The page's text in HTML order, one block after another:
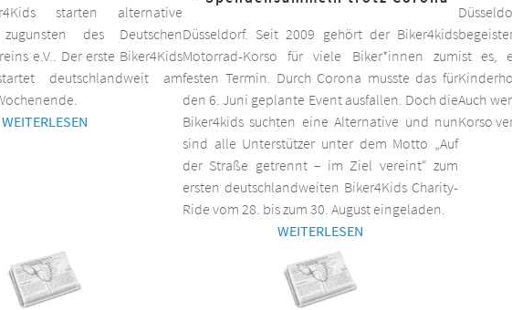
starten alternative
des Deutschen
e.V.. Der erste Biker4Kids
deutschlandweit am
WEITERLESEN
Düsseldorf. Seit 2009 gehört der Biker4kids
Motorrad-Korso für viele Biker*innen zum
festen Termin. Durch Corona musste das für
den 6. Juni geplante Event ausfallen. Doch die
Biker4kids suchten eine Alternative und nun
sind alle Unterstützer unter dem Motto „Auf
der Straße getrennt – im Ziel vereint“ zum
ersten deutschlandweiten Biker4Kids Charity-
Ride vom 28. bis zum 30. August eingeladen.
WEITERLESEN
ist es,
Auch
Korso